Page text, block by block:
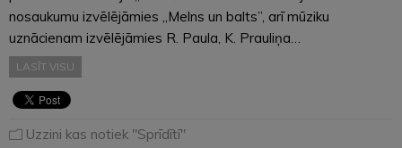
nosaukumu izvēlējāmies „Melns un balts”, arī mūziku
uznācienam izvēlējāmies R. Paula, K. Prauliņa…
LASĪT VISU
Uzzini kas notiek "Sprīdītī"